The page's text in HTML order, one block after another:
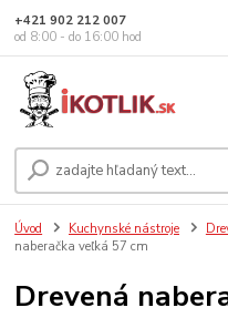
+421 902 212 007
od 8:00 - do 16:00 hod
Úvod Kuchynské nástroje
naberačka veľká 57 cm
Drevená